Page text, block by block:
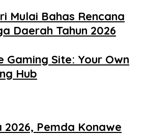
Mulai Bahas Rencana
Daerah Tahun 2026
Gaming Site: Your Own
Hub
Pemda Konawe